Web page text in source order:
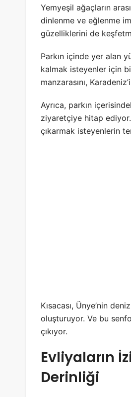
Yemyeşil ağaçların
dinlenme ve eğlenme
güzelliklerini de
Parkın içinde yer alan
kalmak isteyenler için
manzarasını,
Ayrıca, parkın
ziyaretçiye hitap ediyor.
çıkarmak isteyenlerin
Kısacası, Ünye’nin
oluşturuyor. Ve bu
çıkıyor.
Evliyaların
Derinliği